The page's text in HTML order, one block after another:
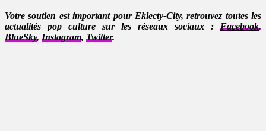
Votre soutien est important pour Eklecty-City, retrouvez toutes les
actualités pop culture sur les réseaux sociaux : Facebook,
BlueSky, Instagram, Twitter.